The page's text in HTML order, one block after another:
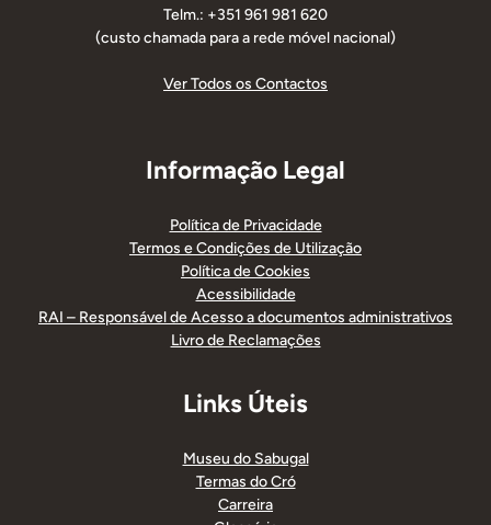
Telm.: +351 961 981 620
(custo chamada para a rede móvel nacional)
Ver Todos os Contactos
Informação Legal
Política de Privacidade
Termos e Condições de Utilização
Política de Cookies
Acessibilidade
RAI – Responsável de Acesso a documentos administrativos
Livro de Reclamações
Links Úteis
Museu do Sabugal
Termas do Cró
Carreira